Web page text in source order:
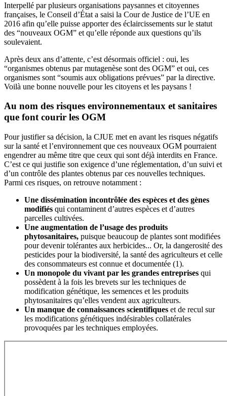
Interpellé par plusieurs organisations paysannes et citoyennes
françaises, le Conseil d’État a saisi la Cour de Justice de l’UE en
2016 afin qu’elle puisse apporter des éclaircissements sur le statut
des “nouveaux OGM” et qu’elle réponde aux questions qu’ils
soulevaient.
Après deux ans d’attente, c’est désormais officiel : oui, les
“organismes obtenus par mutagenèse sont des OGM” et oui, ces
organismes sont “soumis aux obligations prévues” par la directive.
Voilà une bonne nouvelle pour les citoyens et les paysans !
Au nom des risques environnementaux et sanitaires
que font courir les OGM
Pour justifier sa décision, la CJUE met en avant les risques négatifs
sur la santé et l’environnement que ces nouveaux OGM pourraient
engendrer au même titre que ceux qui sont déjà interdits en France.
C’est ce qui justifie son exigence d’une réglementation, d’un suivi et
d’un contrôle des plantes obtenus par ces nouvelles techniques.
Parmi ces risques, on retrouve notamment :
Une dissémination incontrôlée des espèces et des gènes
modifiés qui contaminent d’autres espèces et d’autres
parcelles cultivées.
Une augmentation de l’usage des produits
phytosanitaires, puisque beaucoup de plantes sont modifiées
pour devenir tolérantes aux herbicides... Or, la dangerosité des
pesticides pour la biodiversité, la santé des agriculteurs et celle
des consommateurs est connue et documentée (1).
Un monopole du vivant par les grandes entreprises qui
possèdent à la fois les brevets sur les techniques de
modification génétique, les semences et les produits
phytosanitaires qu’elles vendent aux agriculteurs.
Un manque de connaissances scientifiques et de recul sur
les modifications génétiques indésirables collatérales
provoquées par les techniques employées.